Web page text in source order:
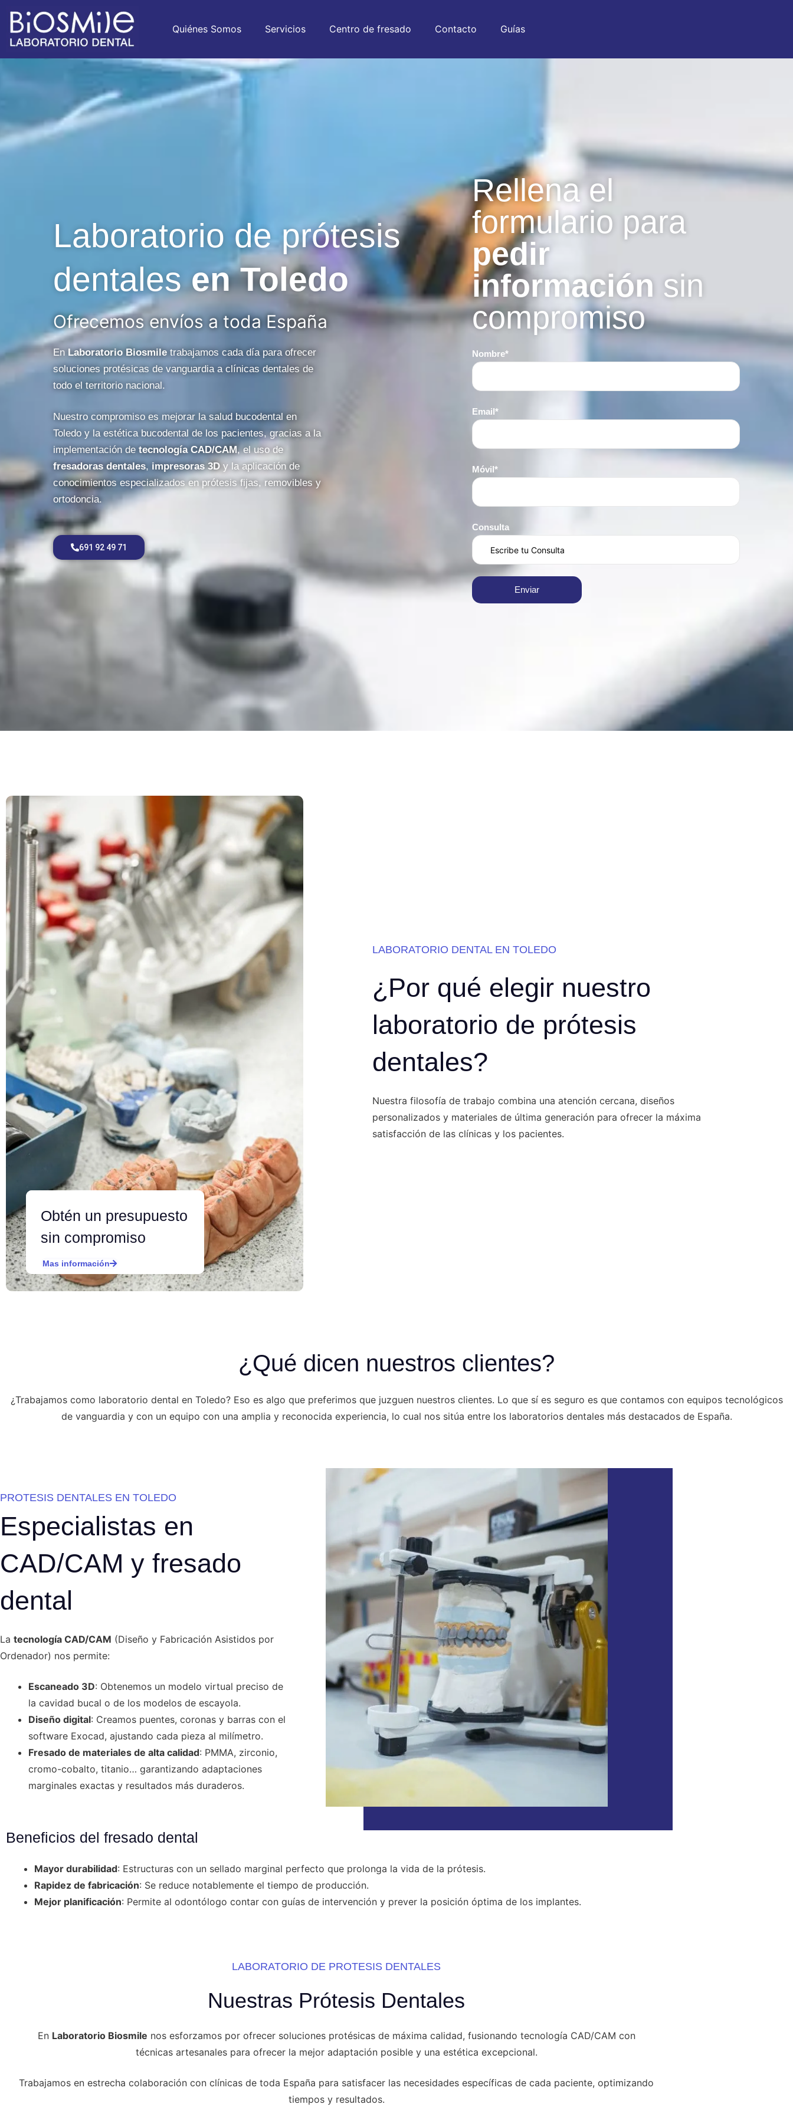
Quiénes Somos Servicios Centro de fresado Contacto Guías
Laboratorio de prótesis
dentalesen Toledo
Ofrecemos envíos a toda España
En Laboratorio Biosmiletrabajamos cada día para ofrecer
soluciones protésicas de vanguardia a clínicas dentales de
todo el territorio nacional.
Nuestro compromiso es mejorar la salud bucodental en
Toledo y la estética bucodental de los pacientes, gracias a la
implementación de tecnología CAD/CAM, el uso de
fresadoras dentales, impresoras 3D y la aplicación de
conocimientos especializados en prótesis fijas, removibles y
ortodoncia.
691 92 49 71
Rellena el
formulario para
pedir
información sin
compromiso
Nombre*
Email*
Móvil*
Consulta
Obtén un presupuesto
sin compromiso
Mas información
LABORATORIO DENTAL EN TOLEDO
¿Por qué elegir nuestro
laboratorio de prótesis
dentales?
Nuestra filosofía de trabajo combina una atención cercana, diseños
personalizados y materiales de última generación para ofrecer la máxima
satisfacción de las clínicas y los pacientes.
¿Qué dicen nuestros clientes?
¿Trabajamos como laboratorio dental en Toledo? Eso es algo que preferimos que juzguen nuestros clientes. Lo que sí es seguro es que contamos con equipos tecnológicos
de vanguardia y con un equipo con una amplia y reconocida experiencia, lo cual nos sitúa entre los laboratorios dentales más destacados de España.
PROTESIS DENTALES EN TOLEDO
Especialistas en
CAD/CAM y fresado
dental
La tecnología CAD/CAM (Diseño y Fabricación Asistidos por
Ordenador) nos permite:
Escaneado 3D: Obtenemos un modelo virtual preciso de
la cavidad bucal o de los modelos de escayola.
Diseño digital: Creamos puentes, coronas y barras con el
software Exocad, ajustando cada pieza al milímetro.
Fresado de materiales de alta calidad: PMMA, zirconio,
cromo-cobalto, titanio… garantizando adaptaciones
marginales exactas y resultados más duraderos.
Beneficios del fresado dental
Mayor durabilidad: Estructuras con un sellado marginal perfecto que prolonga la vida de la prótesis.
Rapidez de fabricación: Se reduce notablemente el tiempo de producción.
Mejor planificación: Permite al odontólogo contar con guías de intervención y prever la posición óptima de los implantes.
LABORATORIO DE PROTESIS DENTALES
Nuestras Prótesis Dentales
En Laboratorio Biosmile nos esforzamos por ofrecer soluciones protésicas de máxima calidad, fusionando tecnología CAD/CAM con
técnicas artesanales para ofrecer la mejor adaptación posible y una estética excepcional.
Trabajamos en estrecha colaboración con clínicas de toda España para satisfacer las necesidades específicas de cada paciente, optimizando
tiempos y resultados.